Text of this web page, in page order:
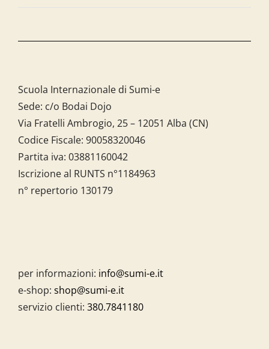
Scuola Internazionale di Sumi-e
Sede: c/o Bodai Dojo
Via Fratelli Ambrogio, 25 – 12051 Alba (CN)
Codice Fiscale: 90058320046
Partita iva: 03881160042
Iscrizione al RUNTS n°1184963
n° repertorio 130179
per informazioni: info@sumi-e.it
e-shop: shop@sumi-e.it
servizio clienti: 380.7841180